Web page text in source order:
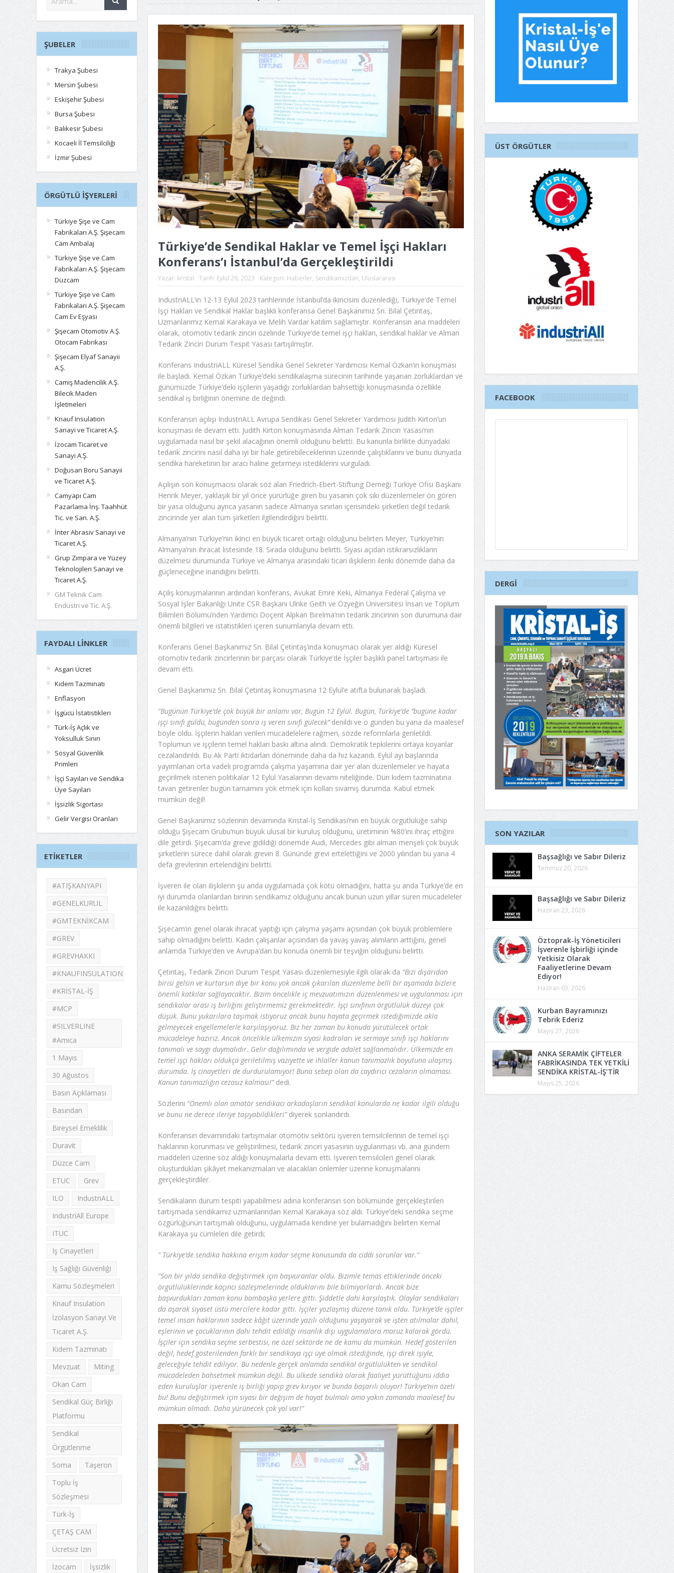
Türkiye’de Sendikal Haklar ve Temel İşçi Hakları
Konferans’ı İstanbul’da Gerçekleştirildi
Yazar: kristal Tarih: Eylül 26, 2023 Kategori: Haberler, Sendikamızdan, Uluslararası
IndustriALL’ın 12-13 Eylül 2023 tarihlerinde İstanbul’da ikincisini düzenlediği, Türkiye’de Temel
İşçi Hakları ve Sendikal Haklar başlıklı konferansa Genel Başkanımız Sn. Bilal Çetintaş,
Uzmanlarımız Kemal Karakaya ve Melih Vardar katılım sağlamıştır. Konferansın ana maddeleri
olarak, otomotiv tedarik zinciri özelinde Türkiye’de temel işçi hakları, sendikal haklar ve Alman
Tedarik Zinciri Durum Tespit Yasası tartışılmıştır.
Konferans IndustriALL Küresel Sendika Genel Sekreter Yardımcısı Kemal Özkan’ın konuşması
ile başladı. Kemal Özkan Türkiye’deki sendikalaşma sürecinin tarihinde yaşanan zorluklardan ve
günümüzde Türkiye’deki işçilerin yaşadığı zorluklardan bahsettiği konuşmasında özellikle
sendikal iş birliğinin önemine de değindi.
Konferansın açılışı IndustriALL Avrupa Sendikası Genel Sekreter Yardımcısı Judith Kirton’un
konuşması ile devam etti. Judith Kirton konuşmasında Alman Tedarik Zinciri Yasası’nın
uygulamada nasıl bir şekil alacağının önemli olduğunu belirtti. Bu kanunla birlikte dünyadaki
tedarik zincirini nasıl daha iyi bir hale getirebileceklerinin üzerinde çalıştıklarını ve bunu dünyada
sendika hareketinin bir aracı haline getirmeyi istediklerini vurguladı.
Açılışın son konuşmacısı olarak söz alan Friedrich-Ebert-Stiftung Derneği Türkiye Ofisi Başkanı
Henrik Meyer, yaklaşık bir yıl önce yürürlüğe giren bu yasanın çok sıkı düzenlemeler ön gören
bir yasa olduğunu ayrıca yasanın sadece Almanya sınırları içerisindeki şirketleri değil tedarik
zincirinde yer alan tüm şirketleri ilgilendirdiğini belirtti.
Almanya’nın Türkiye’nin ikinci en büyük ticaret ortağı olduğunu belirten Meyer, Türkiye’nin
Almanya’nın ihracat listesinde 18. Sırada olduğunu belirtti. Siyasi açıdan istikrarsızlıkların
düzelmesi durumunda Türkiye ve Almanya arasındaki ticari ilişkilerin ileriki dönemde daha da
güçleneceğine inandığını belirtti.
Açılış konuşmalarının ardından konferans, Avukat Emre Keki, Almanya Federal Çalışma ve
Sosyal İşler Bakanlığı Unite CSR Başkanı Ulrike Geith ve Özyeğin Üniversitesi İnsan ve Toplum
Bilimleri Bölümü’nden Yardımcı Doçent Alpkan Birelma’nın tedarik zincirinin son durumuna dair
önemli bilgileri ve istatistikleri içeren sunumlarıyla devam etti.
Konferans Genel Başkanımız Sn. Bilal Çetintaş’ında konuşmacı olarak yer aldığı Küresel
otomotiv tedarik zincirlerinin bir parçası olarak Türkiye’de İşçiler başlıklı panel tartışması ile
devam etti.
Genel Başkanımız Sn. Bilal Çetintaş konuşmasına 12 Eylül’e atıfta bulunarak başladı.
“Bugünün Türkiye’de çok büyük bir anlamı var, Bugün 12 Eylül. Bugün, Türkiye’de ‘’bugüne kadar
işçi sınıfı güldü, bugünden sonra iş veren sınıfı gülecek’’denildi ve o günden bu yana da maalesef
böyle oldu. İşçilerin hakları verilen mücadelelere rağmen, sözde reformlarla geriletildi.
Toplumun ve işçilerin temel hakları baskı altına alındı. Demokratik tepkilerini ortaya koyanlar
cezalandırıldı. Bu Ak Parti iktidarları döneminde daha da hız kazandı. Eylül ayı başlarında
yayımlanan orta vadeli programda çalışma yaşamına dair yer alan düzenlemeler ve hayata
geçirilmek istenen politikalar 12 Eylül Yasalarının devamı niteliğinde. Dün kıdem tazminatına
tavan getirenler bugün tamamını yok etmek için kolları sıvamış durumda. Kabul etmek
mümkün değil!
Genel Başkanımız sözlerinin devamında Kristal-İş Sendikası’nın en büyük örgütlülüğe sahip
olduğu Şişecam Grubu’nun büyük ulusal bir kuruluş olduğunu, üretiminin %80’ini ihraç ettiğini
dile getirdi. Şişecam’da greve gidildiği dönemde Audi, Mercedes gibi alman menşeli çok büyük
şirketlerin sürece dahil olarak grevin 8. Gününde grevi ertelettiğini ve 2000 yılından bu yana 4
defa grevlerinin ertelendiğini belirtti.
İşveren ile olan ilişkilerin şu anda uygulamada çok kötü olmadığını, hatta şu anda Türkiye’de en
iyi durumda olanlardan birinin sendikamız olduğunu ancak bunun uzun yıllar süren mücadeleler
ile kazanıldığını belirtti.
Şişecam’ın genel olarak ihracat yaptığı için çalışma yaşamı açısından çok büyük problemlere
sahip olmadığını belirtti. Kadın çalışanlar açısından da yavaş yavaş alımların arttığını, genel
anlamda Türkiye’den ve Avrupa’dan bu konuda önemli bir teşviğin olduğunu belirtti.
Çetintaş, Tedarik Zinciri Durum Tespit Yasası düzenlemesiyle ilgili olarak da “Bizi dışarıdan
birisi gelsin ve kurtarsın diye bir konu yok ancak çıkarılan düzenleme belli bir aşamada bizlere
önemli katkılar sağlayacaktır. Bizim öncelikle iç mevzuatımızın düzenlenmesi ve uygulanması için
sendikalar arası iş birliğini geliştirmemiz gerekmektedir. İşçi sınıfının örgütlülük düzeyi çok
düşük. Bunu yukarılara taşımak istiyoruz ancak bunu hayata geçirmek istediğimizde akla
gelmeyecek engellemelerle karşılaşıyoruz. Biz her zaman bu konuda yürütülecek ortak
mücadeleye hazırız. Ancak öncelikle ülkemizin siyasi kadroları ve sermaye sınıfı işçi haklarını
tanımalı ve saygı duymalıdır. Gelir dağılımında ve vergide adalet sağlanmalıdır. Ülkemizde en
temel işçi hakları oldukça geriletilmiş vaziyette ve ihlaller kanun tanımazlık boyutuna ulaşmış
durumda. İş cinayetleri de durdurulamıyor! Buna sebep olan da caydırıcı cezaların olmaması.
Kanun tanımazlığın cezasız kalması!”dedi.
Sözlerini “Önemli olan amatör sendikacı arkadaşların sendikal konularda ne kadar ilgili olduğu
ve bunu ne derece ileriye taşıyabildikleri”diyerek sonlandırdı.
Konferansın devamındaki tartışmalar otomotiv sektörü işveren temsilcilerinin de temel işçi
haklarının korunması ve geliştirilmesi, tedarik zinciri yasasının uygulanması vb. ana gündem
maddeleri üzerine söz aldığı konuşmalarla devam etti. İşveren temsilcileri genel olarak
oluşturdukları şikâyet mekanizmaları ve alacakları önlemler üzerine konuşmalarını
gerçekleştirdiler.
Sendikaların durum tespiti yapabilmesi adına konferansın son bölümünde gerçekleştirilen
tartışmada sendikamız uzmanlarından Kemal Karakaya söz aldı. Türkiye’deki sendika seçme
özgürlüğünün tartışmalı olduğunu, uygulamada kendine yer bulamadığını belirten Kemal
Karakaya şu cümleleri dile getirdi;
” Türkiye’de sendika hakkına erişim kadar seçme konusunda da ciddi sorunlar var.”
“Son bir yılda sendika değiştirmek için başvuranlar oldu. Bizimle temas ettiklerinde önceki
örgütlülüklerinde kaçıncı sözleşmelerinde olduklarını bile bilmiyorlardı. Ancak bize
başvurdukları zaman konu bambaşka yerlere gitti. Şiddetle dahi karşılaştık. Olaylar sendikaları
da aşarak siyaset üstü mercilere kadar gitti. İşçiler yozlaşmış düzene tanık oldu. Türkiye’de işçiler
temel insan haklarının sadece kâğıt üzerinde yazılı olduğunu yaşayarak ve işten atılmalar dahil,
eşlerinin ve çocuklarının dahi tehdit edildiği insanlık dışı uygulamalara maruz kalarak gördü.
İşçiler için sendika seçme serbestisi, ne özel sektörde ne de kamu da mümkün. Hedef gösterilen
değil, hedef gösterilenden farklı bir sendikaya işçi üye olmak istediğinde, işçi direk işiyle,
geleceğiyle tehdit ediliyor. Bu nedenle gerçek anlamda sendikal örgütlülükten ve sendikal
mücadeleden bahsetmek mümkün değil. Bu ülkede sendika olarak faaliyet yürüttüğünü iddia
eden kuruluşlar işverenle iş birliği yapıp grev kırıyor ve bunda başarılı oluyor! Türkiye’nin özeti
bu! Bunu değiştirmek için siyasi bir değişim de hayat bulmalı ama yakın zamanda maalesef bu
mümkün olmadı. Daha yürünecek çok yol var!”
ŞUBELER
Trakya Şubesi
Mersin Şubesi
Eskişehir Şubesi
Bursa Şubesi
Balıkesir Şubesi
Kocaeli İl Temsilciliği
İzmir Şubesi
ÖRGÜTLÜ İŞYERLERI
Türkiye Şişe ve Cam
Fabrikaları A.Ş. Şişecam
Cam Ambalaj
Türkiye Şişe ve Cam
Fabrikaları A.Ş. Şişecam
Düzcam
Türkiye Şişe ve Cam
Fabrikaları A.Ş. Şişecam
Cam Ev Eşyası
Şişecam Otomotiv A.Ş.
Otocam Fabrikası
Şişecam Elyaf Sanayii
A.Ş.
Camiş Madencilik A.Ş.
Bilecik Maden
İşletmeleri
Knauf Insulation
Sanayi ve Ticaret A.Ş.
İzocam Ticaret ve
Sanayi A.Ş.
Doğusan Boru Sanayii
ve Ticaret A.Ş.
Camyapı Cam
Pazarlama İnş. Taahhüt
Tic. ve San. A.Ş.
İnter Abrasiv Sanayi ve
Ticaret A.Ş.
Grup Zımpara ve Yüzey
Teknolojileri Sanayi ve
Ticaret A.Ş.
GM Teknik Cam
Endüstri ve Tic. A.Ş.
FAYDALI LINKLER
Asgari Ücret
Kıdem Tazminatı
Enflasyon
İşgücü İstatistikleri
Türk-İş Açlık ve
Yoksulluk Sınırı
Sosyal Güvenlik
Primleri
İşçi Sayıları ve Sendika
Üye Sayıları
İşsizlik Sigortası
Gelir Vergisi Oranları
ETIKETLER
#ATIŞKANYAPI
#GENELKURUL
#GMTEKNİKCAM
#GREV
#GREVHAKKI
#KNAUFINSULATION
#KRİSTAL-İŞ
#MCP
#SILVERLINE
#Amica
1 Mayıs
30 Ağustos
Basın Açıklaması
Basından
Bireysel Emeklilik
Duravit
Düzce Cam
ETUC
Grev
ILO
IndustriALL
IndustriAll Europe
ITUC
Iş Cinayetleri
Iş Sağlığı Güvenliği
Kamu Sözleşmeleri
Knauf Insulation
İzolasyon Sanayi Ve
Ticaret A.Ş.
Kıdem Tazminatı
Mevzuat
Miting
Okan Cam
Sendikal Güç Birliği
Platformu
Sendikal
Örgütlenme
Soma
Taşeron
Toplu İş
Sözleşmesi
Türk-İş
ÇETAŞ CAM
Ücretsiz Izin
İzocam
İşsizlik
ÜST ÖRGÜTLER
FACEBOOK
DERGI
SON YAZILAR
Başsağlığı ve Sabır Dileriz
Temmuz 20, 2026
Başsağlığı ve Sabır Dileriz
Haziran 23, 2026
Öztoprak-İş Yöneticileri
İşverenle İşbirliği içinde
Yetkisiz Olarak
Faaliyetlerine Devam
Ediyor!
Haziran 03, 2026
Kurban Bayramınızı
Tebrik Ederiz
Mayıs 27, 2026
ANKA SERAMİK ÇİFTELER
FABRİKASINDA TEK YETKİLİ
SENDİKA KRİSTAL-İŞ’TİR
Mayıs 25, 2026